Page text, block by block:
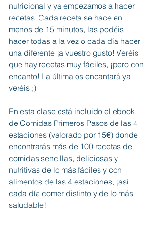
nutricional y ya empezamos a hacer
recetas. Cada receta se hace en
menos de 15 minutos, las podéis
hacer todas a la vez o cada día hacer
una diferente ¡a vuestro gusto! Veréis
que hay recetas muy fáciles, ¡pero con
encanto! La última os encantará ya
veréis ;)
En esta clase está incluido el ebook
de Comidas Primeros Pasos de las 4
estaciones (valorado por 15€) donde
encontrarás más de 100 recetas de
comidas sencillas, deliciosas y
nutritivas de lo más fáciles y con
alimentos de las 4 estaciones, ¡así
cada día comer distinto y de lo más
saludable!